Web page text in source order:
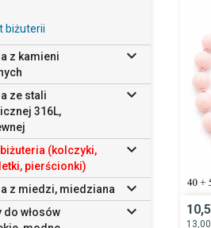
biżuterii
z kamieni

ze stali
316L,

(kolczyki,
pierścionki)

z miedzi, miedziana 
do włosów

13,00